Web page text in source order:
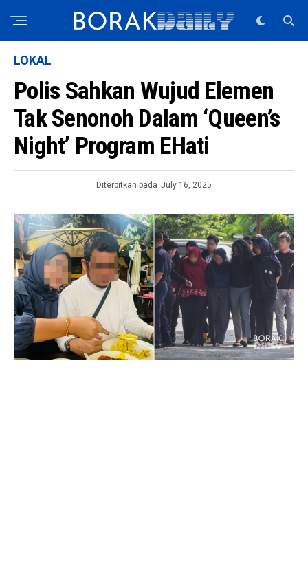
LOKAL
Polis Sahkan Wujud Elemen
Tak Senonoh Dalam ‘Queen’s
Night’ Program EHati
Diterbitkan pada July 16, 2025